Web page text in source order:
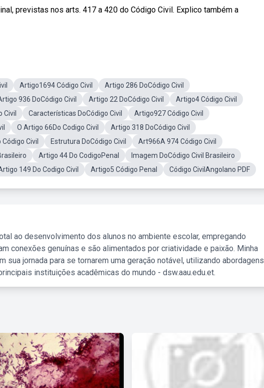
previstas nos arts. 417 a 420 do Código Civil. Explico também a
Artigo1694 Código Civil
Artigo 286 DoCódigo Civil
936 DoCódigo Civil Artigo 22 DoCódigo Civil
Artigo4 Código Civil
Civil Características DoCódigo Civil
Artigo927 Código Civil
O Artigo 66Do Codigo Civil
Artigo 318 DoCódigo Civil
Civil Estrutura DoCódigo Civil
Art966A 974 Código Civil
Artigo 44 Do CodigoPenal
Imagem DoCódigo Civil Brasileiro
149 Do Codigo Civil Artigo5 Código Penal Código CivilAngolano PDF
ao desenvolvimento dos alunos no ambiente escolar, empregando
conexões genuínas e são alimentados por criatividade e paixão. Minha
sua jornada para se tornarem uma geração notável, utilizando abordagens
instituições acadêmicas do mundo - dsw.aau.edu.et.